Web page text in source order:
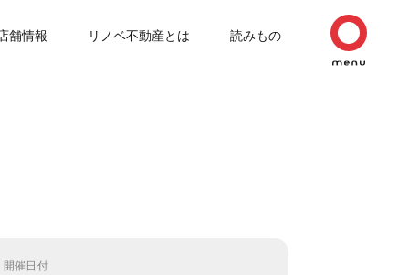
舗情報 リノベ不動産とは 読みもの
開催日付